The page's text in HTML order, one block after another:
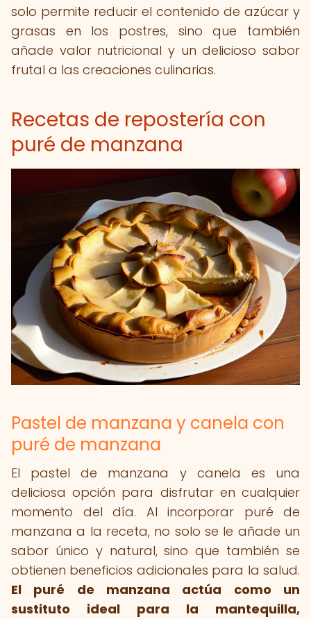
solo permite reducir el contenido de azúcar y
grasas en los postres, sino que también
añade valor nutricional y un delicioso sabor
frutal a las creaciones culinarias.
Recetas de repostería con
puré de manzana
Pastel de manzana y canela con
puré de manzana
El pastel de manzana y canela es una
deliciosa opción para disfrutar en cualquier
momento del día. Al incorporar puré de
manzana a la receta, no solo se le añade un
sabor único y natural, sino que también se
obtienen beneficios adicionales para la salud.
El puré de manzana actúa como un
sustituto ideal para la mantequilla,